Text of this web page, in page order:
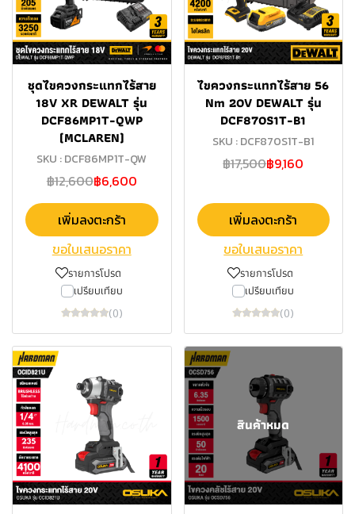
ชุดไขควงกระแทกไร้สาย
18V XR DEWALT รุ่น
DCF86MP1T-QWP
(MCLAREN)
SKU : DCF86MP1T-QW
฿12,600฿6,600
เพิ่มลงตะกร้า
ขอใบเสนอราคา
รายการโปรด
เปรียบเทียบ
(0)
ไขควงกระแทกไร้สาย 56
Nm 20V DEWALT รุ่น
DCF870S1T-B1
SKU : DCF870S1T-B1
฿17,500฿9,160
เพิ่มลงตะกร้า
ขอใบเสนอราคา
รายการโปรด
เปรียบเทียบ
(0)
สินค้าหมด